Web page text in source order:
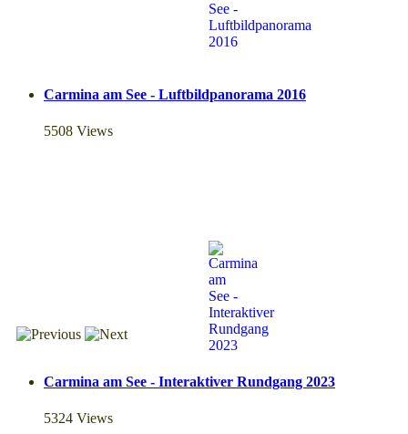
Carmina am See - Luftbildpanorama 2016
5508 Views
Carmina am See - Interaktiver Rundgang 2023
5324 Views